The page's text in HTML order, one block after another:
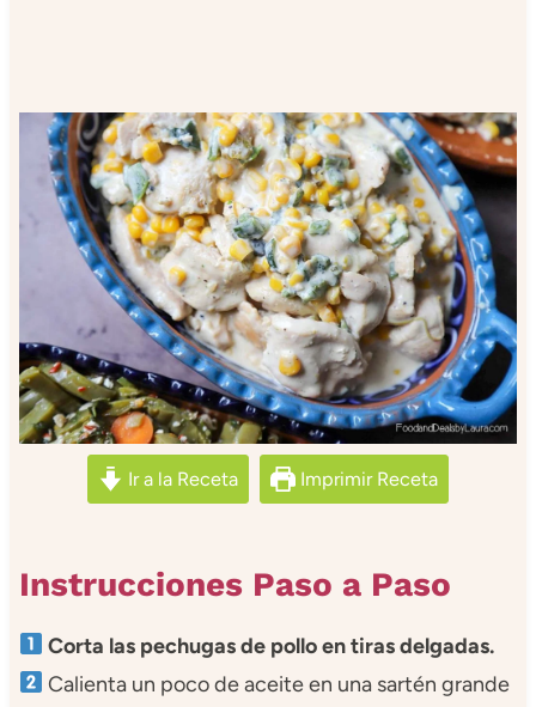
Ir a la Receta Imprimir Receta
Instrucciones Paso a Paso
Corta las pechugas de pollo en tiras delgadas.
Calienta un poco de aceite en una sartén grande